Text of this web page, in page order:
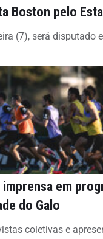
Boston pelo
(7), será disputado
em
do Galo
coletivas e